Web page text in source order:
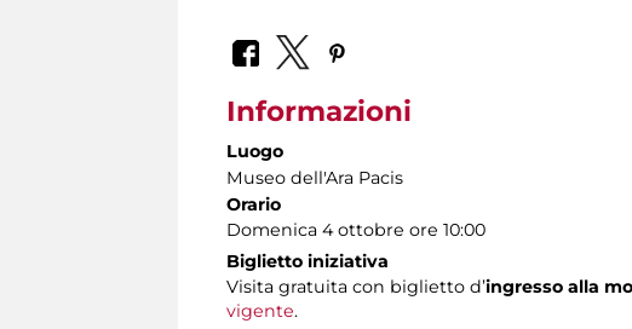
Informazioni
Luogo
Museo dell'Ara Pacis
Orario
Domenica 4 ottobre ore 10:00
Biglietto iniziativa
Visita gratuita con biglietto d’ingresso alla
vigente.